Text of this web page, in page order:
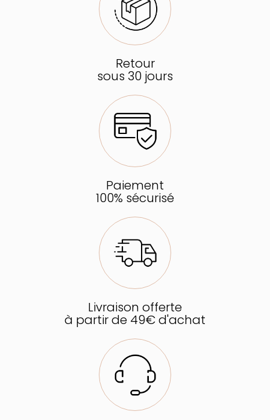
Retour
sous 30 jours
Paiement
100% sécurisé
Livraison offerte
à partir de 49€ d'achat